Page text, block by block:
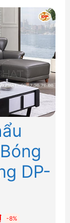
là:
26,000,000₫.
DP-
Giá
-8%